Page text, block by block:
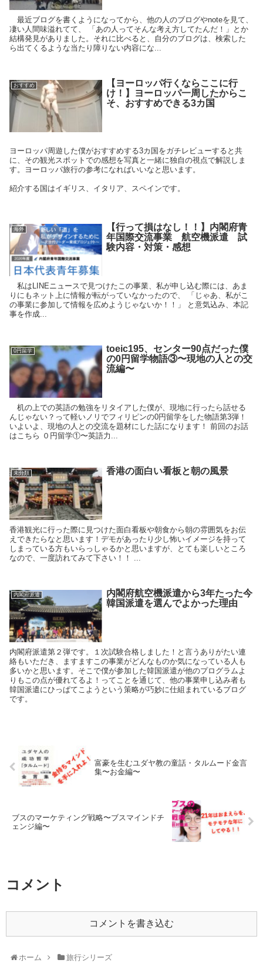
最近ブログを書くようになってから、他の人のブログやnoteを見て、
凄い人間味溢れてて、 「あの人ってそんな考え方してたんだ！」とか
結構発見がありました。それに比べると、自分のブログは、検索した
ら出てくるような当たり障りない内容にな...
おすすめ
【ヨーロッパ行くならここに行
け！】ヨーロッパ一周したからこ
そ、おすすめできる3カ国
ヨーロッパ周遊した僕がおすすめする3カ国をガチレビューすると共
に、その観光スポットでの感想を写真と一緒に独自の視点で解説しま
す。ヨーロッパ旅行の参考になればいいなと思います。
紹介する国はイギリス、イタリア、スペインです。
海外
【行って損はなし！！】内閣府青
年国際交流事業 航空機派遣 試
験内容・対策・感想
私はLINEニュースで見つけたこの事業、私が申し込む際には、あま
りにもネット上に情報が転がっていなかったので、 「じゃあ、私がこ
の事業に参加して情報を広めようじゃないか！！」 と意気込み、本記
事を作成...
0円留学
toeic195、センター90点だった僕
の0円留学物語③〜現地の人との交
流編〜
机の上での英語の勉強をリタイアした僕が、現地に行ったら話せる
んじゃない？って軽いノリでフィリピンの0円留学をした物語第3弾！
いよいよ、現地の人との交流を題材にした話になります！ 前回のお話
はこちら ０円留学①〜英語力...
未分類 香港の面白い看板と朝の風景
香港観光に行った際に見つけた面白看板や朝食から朝の雰囲気をお伝
えできたらなと思います！デモがあったり少し怖いイメージを持って
しまっている方もいらっしゃるかと思いますが、とても楽しいところ
なので、一度訪れてみて下さい！！ ...
内閣府派遣
内閣府航空機派遣から3年たった今
韓国派遣を選んでよかった理由
内閣府派遣第２弾です。１次試験合格しました！と言うありがたい連
絡もいただき、ますますこの事業がどんなものか気になっている人も
多いかと思います。そこで僕が参加した韓国派遣が他のプログラムよ
りもこの点が優れてるよ！ってことを通じて、他の事業申し込み者も
韓国派遣にひっぱてこようという策略が巧妙に仕組まれているブログ
です。
富豪を生むユダヤ教の童話・タルムード金言
集〜お金編〜
ブスのマーケティング戦略〜ブスマインドチ
ェンジ編〜
コメント
コメントを書き込む
ホーム 旅行シリーズ